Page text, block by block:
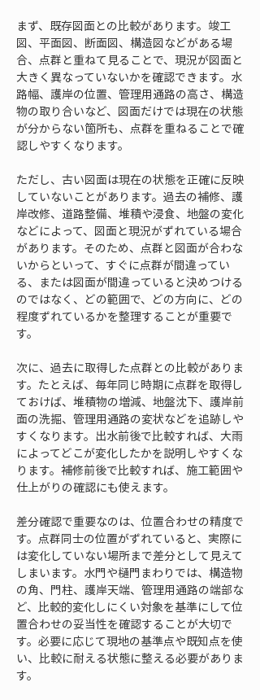
まず、既存図面との比較があります。竣工
図、平面図、断面図、構造図などがある場
合、点群と重ねて見ることで、現況が図面と
大きく異なっていないかを確認できます。水
路幅、護岸の位置、管理用通路の高さ、構造
物の取り合いなど、図面だけでは現在の状態
が分からない箇所も、点群を重ねることで確
認しやすくなります。
ただし、古い図面は現在の状態を正確に反映
していないことがあります。過去の補修、護
岸改修、道路整備、堆積や浸食、地盤の変化
などによって、図面と現況がずれている場合
があります。そのため、点群と図面が合わな
いからといって、すぐに点群が間違ってい
る、または図面が間違っていると決めつける
のではなく、どの範囲で、どの方向に、どの
程度ずれているかを整理することが重要で
す。
次に、過去に取得した点群との比較がありま
す。たとえば、毎年同じ時期に点群を取得し
ておけば、堆積物の増減、地盤沈下、護岸前
面の洗掘、管理用通路の変状などを追跡しや
すくなります。出水前後で比較すれば、大雨
によってどこが変化したかを説明しやすくな
ります。補修前後で比較すれば、施工範囲や
仕上がりの確認にも使えます。
差分確認で重要なのは、位置合わせの精度で
す。点群同士の位置がずれていると、実際に
は変化していない場所まで差分として見えて
しまいます。水門や樋門まわりでは、構造物
の角、門柱、護岸天端、管理用通路の端部な
ど、比較的変化しにくい対象を基準にして位
置合わせの妥当性を確認することが大切で
す。必要に応じて現地の基準点や既知点を使
い、比較に耐える状態に整える必要がありま
す。